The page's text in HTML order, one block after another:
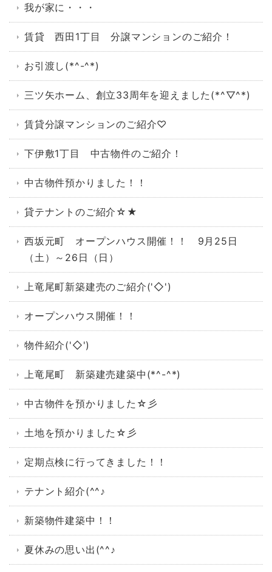
我が家に・・・
賃貸 西田1丁目 分譲マンションのご紹介！
お引渡し(*^-^*)
三ツ矢ホーム、創立33周年を迎えました(*^▽^*)
賃貸分譲マンションのご紹介♡
下伊敷1丁目 中古物件のご紹介！
中古物件預かりました！！
貸テナントのご紹介☆★
西坂元町 オープンハウス開催！！ 9月25日
（土）～26日（日）
上竜尾町新築建売のご紹介('◇')ゞ
オープンハウス開催！！
物件紹介('◇')ゞ
上竜尾町 新築建売建築中(*^-^*)
中古物件を預かりました☆彡
土地を預かりました☆彡
定期点検に行ってきました！！
テナント紹介(^^♪
新築物件建築中！！
夏休みの思い出(^^♪